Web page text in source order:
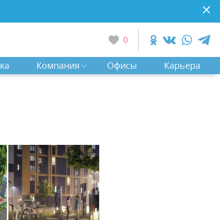
0
Компания Офисы Карьера